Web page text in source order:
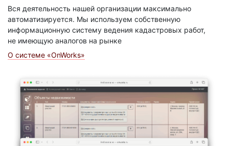
Вся деятельность нашей организации максимально
автоматизируется. Мы используем собственную
информационную систему ведения кадастровых работ,
не имеющую аналогов на рынке
О системе «OnWorks»